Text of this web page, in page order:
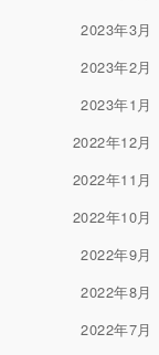
2023年3月
2023年2月
2023年1月
2022年12月
2022年11月
2022年10月
2022年9月
2022年8月
2022年7月